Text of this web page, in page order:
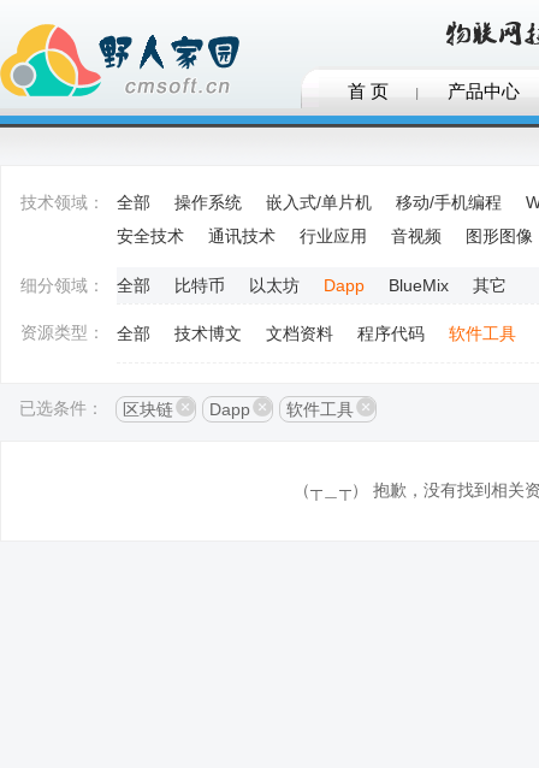
首 页 产品中心
技术领域： 全部 操作系统 嵌入式/单片机 移动/手机编程
安全技术
通讯技术 行业应用 音视频 图形图像
细分领域： 全部 比特币 以太坊 Dapp BlueMix 其它
资源类型： 全部 技术博文 文档资料 程序代码 软件工具
已选条件： 区块链 Dapp 软件工具
（┬＿┬） 抱歉，没有找到相关